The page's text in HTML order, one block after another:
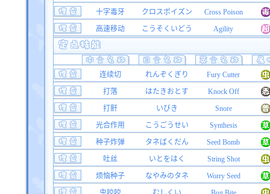
十字毒牙
クロスポイズン
Cross Poison
高速移动
こうそくいどう Agility
连续切 れんぞくぎり
Fury Cutter
打落
はたきおとす
Knock Off
打鼾
いびき
Snore
光合作用
こうごうせい
Synthesis
种子炸弹
タネばくだん
Seed Bomb
吐丝
いとをはく
String Shot
烦恼种子
なやみのタネ
Worry Seed